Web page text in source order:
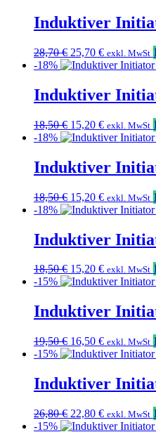
28,70 €
25,70 €.
Induktiver
28,70€ Ursprünglicher
Preis
28,70 €
25,70 €Aktueller
Preis
25,70 €.
exkl. MwSt
-18%
Induktiver
18,50€ Ursprünglicher
Preis
18,50 €
15,20 €Aktueller
Preis
15,20 €.
exkl. MwSt
-18%
Induktiver
18,50€ Ursprünglicher
Preis
18,50 €
15,20 €Aktueller
Preis
15,20 €.
exkl. MwSt
-18%
Induktiver
18,50€ Ursprünglicher
Preis
18,50 €
15,20 €Aktueller
Preis
15,20 €.
exkl. MwSt
-15%
Induktiver
19,50€ Ursprünglicher
Preis
19,50 €
16,50 €Aktueller
Preis
16,50 €.
exkl. MwSt
-15%
Induktiver
26,80€ Ursprünglicher
Preis
22,80 €Aktueller
Preis
exkl. MwSt
-15%